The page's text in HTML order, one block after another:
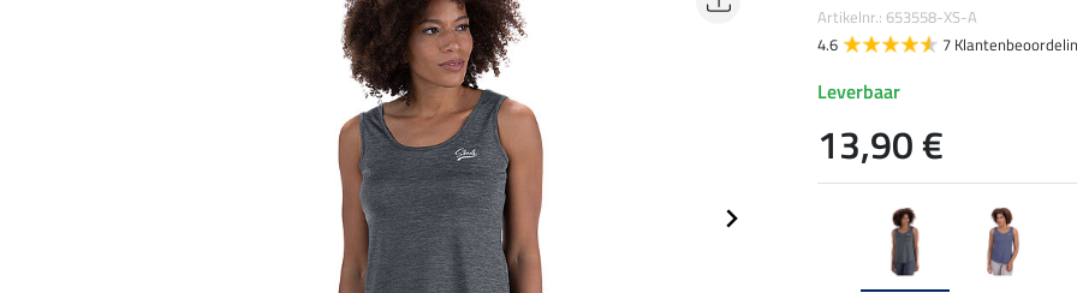
Artikelnr.: 653558-XS-A
4.6
7
Leverbaar
13,90 €